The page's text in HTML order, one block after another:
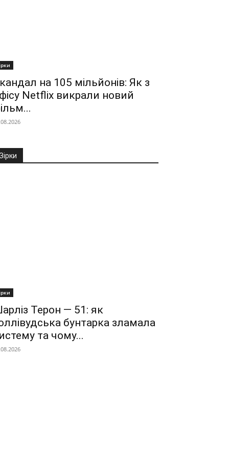
на 105 мільйонів: Як з
Netflix викрали новий
Терон — 51: як
бунтарка зламала
та чому...